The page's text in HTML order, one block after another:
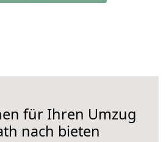
für Ihren Umzug
nach bieten